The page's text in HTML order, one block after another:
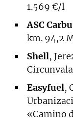
1.569 €/l
ASC
km. 94,2
Shell,
Easyfuel,
«Camino